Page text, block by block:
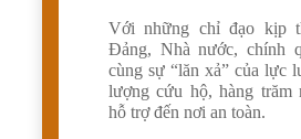
Với những chỉ đạo kịp
Đảng, Nhà nước, chính
cùng sự “lăn xả” của lực
lượng cứu hộ, hàng trăm
hỗ trợ đến nơi an toàn.